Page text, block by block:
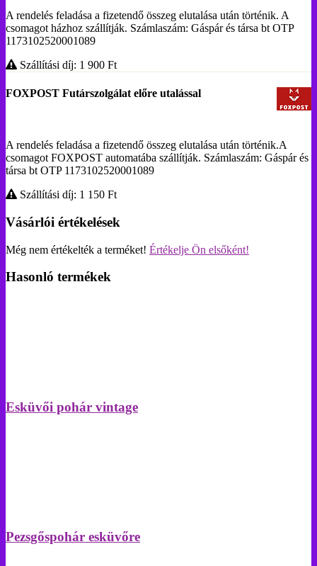
A rendelés feladása a fizetendő összeg elutalása után történik. A
csomagot házhoz szállítják. Számlaszám: Gáspár és társa bt OTP
1173102520001089
Szállítási díj: 1 900 Ft
FOXPOST Futárszolgálat előre utalással
A rendelés feladása a fizetendő összeg elutalása után történik.A
csomagot FOXPOST automatába szállítják. Számlaszám: Gáspár és
társa bt OTP 1173102520001089
Szállítási díj: 1 150 Ft
Vásárlói értékelések
Még nem értékelték a terméket! Értékelje Ön elsőként!
Hasonló termékek
Esküvői pohár vintage
Pezsgőspohár esküvőre